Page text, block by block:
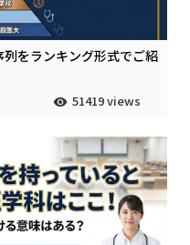
列をランキング形式でご紹
51419 views